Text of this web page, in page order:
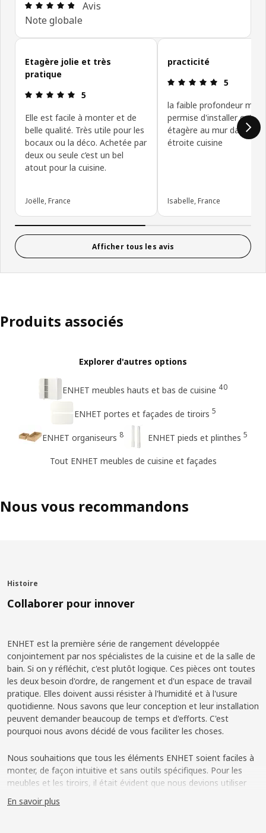
Avis: 4.8 sur 5 étoiles Nombre total d'avis: 223
Note globale
Avis
Ignorer les avis clients
Etagère jolie et très
pratique
Avis: 5 sur 5 étoiles
5
Elle est facile à monter et de
belle qualité. Très utile pour les
bocaux ou la déco. Achetée par
deux ou seule c’est un bel
atout pour la cuisine.
Joëlle, France
practicité
Avis: 5 sur
5
la faible profondeur m'a
permise d'installer cette
étagère au mur dans
étroite cuisine
Isabelle, France
Afficher tous les avis
Produits associés
Explorer d'autres options
ENHET meubles hauts et bas de cuisine 40
ENHET portes et façades de tiroirs 5
ENHET organiseurs 8 ENHET pieds et plinthes 5
Tout ENHET meubles de cuisine et façades
Nous vous recommandons
Histoire
Collaborer pour innover
ENHET est la première série de rangement développée
conjointement par nos spécialistes de la cuisine et de la salle de
bain. Si on y réfléchit, c'est plutôt logique. Ces pièces ont toutes
les deux besoin d'ordre, de rangement et d'un espace de travail
pratique. Elles doivent aussi résister à l'humidité et à l'usure
quotidienne. Nous savons que leur conception et leur installation
peuvent demander beaucoup de temps et d'efforts. C'est
pourquoi nous avons décidé de vous faciliter les choses.
Nous souhaitions que tous les éléments ENHET soient faciles à
monter, de façon intuitive et sans outils spécifiques. Pour les
meubles et les tiroirs, il était évident que nous devions utiliser
les chevilles à encastrer en bois qui ont commencé à remplacer
les fixations classiques dans l'assortiment IKEA il y a quelques
En savoir plus